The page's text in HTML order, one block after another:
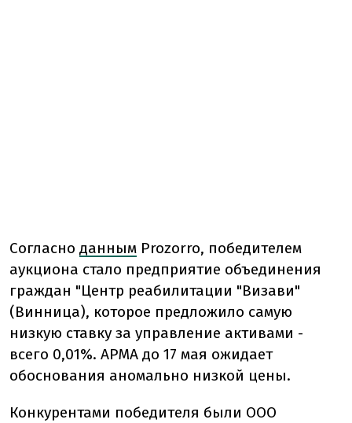
Согласно данным Prozorro, победителем
аукциона стало предприятие объединения
граждан "Центр реабилитации "Визави"
(Винница), которое предложило самую
низкую ставку за управление активами -
всего 0,01%. АРМА до 17 мая ожидает
обоснования аномально низкой цены.
Конкурентами победителя были ООО